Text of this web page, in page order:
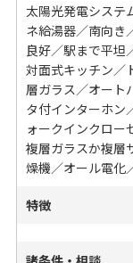
太陽光発電システ
ネ給湯器／南向き
良好／駅まで平坦
対面式キッチン／
層ガラス／オート
タ付インターホン
ォークインクロー
複層ガラスか複層
燥機／オール電化
特徴